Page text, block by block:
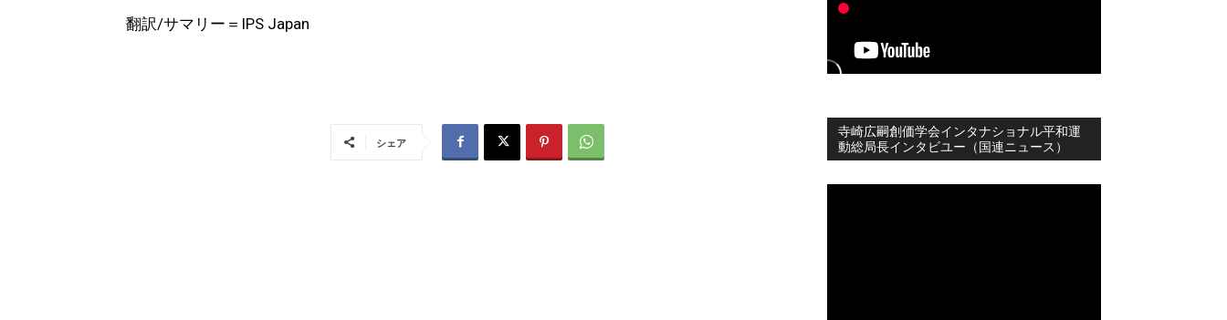
翻訳/サマリー＝IPS Japan
シェア
寺崎広嗣創価学会インタナショナル平和運
動総局長インタビユー（国連ニュース）